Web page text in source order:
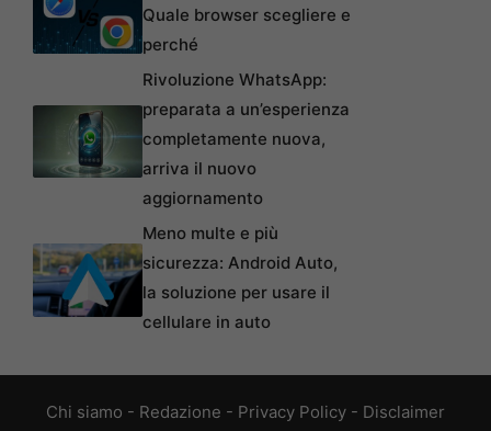
Quale browser scegliere e
perché
Rivoluzione WhatsApp:
preparata a un’esperienza
completamente nuova,
arriva il nuovo
aggiornamento
Meno multe e più
sicurezza: Android Auto,
la soluzione per usare il
cellulare in auto
Chi siamo - Redazione - Privacy Policy - Disclaimer